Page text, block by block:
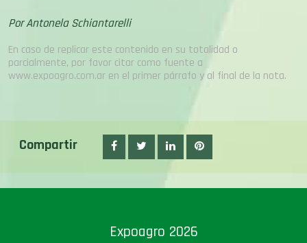
Por Antonela Schiantarelli
En caso de replicar este contenido en su totalidad o
parcialmente, por favor citar como fuente a
www.expoagro.com.ar en el primer párrafo y al final de la nota.
Compartir
Expoagro 2026